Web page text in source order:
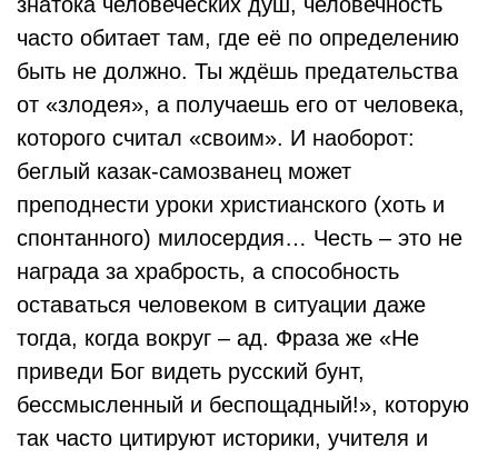
часто обитает там, где её по определению
быть не должно. Ты ждёшь предательства
от «злодея», а получаешь его от человека,
которого считал «своим». И наоборот:
беглый казак-самозванец может
преподнести уроки христианского (хоть и
спонтанного) милосердия… Честь – это не
награда за храбрость, а способность
оставаться человеком в ситуации даже
тогда, когда вокруг – ад. Фраза же «Не
приведи Бог видеть русский бунт,
бессмысленный и беспощадный!», которую
так часто цитируют историки, учителя и